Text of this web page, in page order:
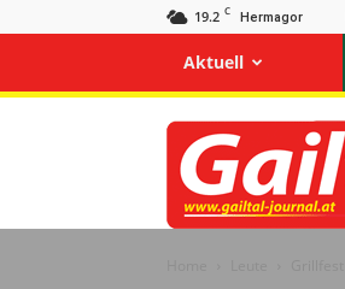
19.2 C Hermagor
Aktuell
Gailtal
Journal